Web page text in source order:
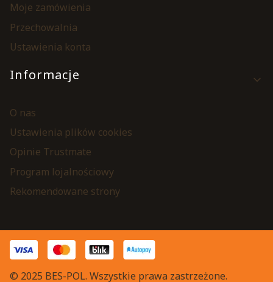
Moje zamówienia
Przechowalnia
Ustawienia konta
Informacje
O nas
Ustawienia plików cookies
Opinie Trustmate
Program lojalnościowy
Rekomendowane strony
© 2025 BES-POL. Wszystkie prawa zastrzeżone.